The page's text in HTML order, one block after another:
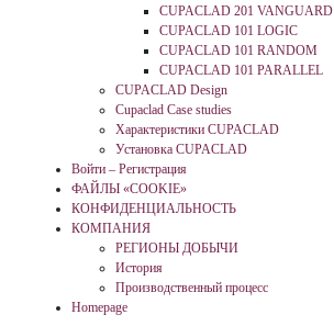
CUPACLAD 201 VANGUARD
CUPACLAD 101 LOGIC
CUPACLAD 101 RANDOM
CUPACLAD 101 PARALLEL
CUPACLAD Design
Cupaclad Case studies
Характеристики CUPACLAD
Установка CUPACLAD
Войти – Регистрация
ФАЙЛЫ «COOKIE»
КОНФИДЕНЦИАЛЬНОСТЬ
КОМПАНИЯ
РЕГИОНЫ ДОБЫЧИ
История
Производственный процесс
Homepage